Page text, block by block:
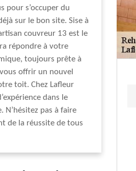
pour s’occuper du
sur le bon site. Sise à
couvreur 13 est le
répondre à votre
toujours prête à
offrir un nouvel
toit. Chez Lafleur
dans le
pas à faire
de la réussite de tous